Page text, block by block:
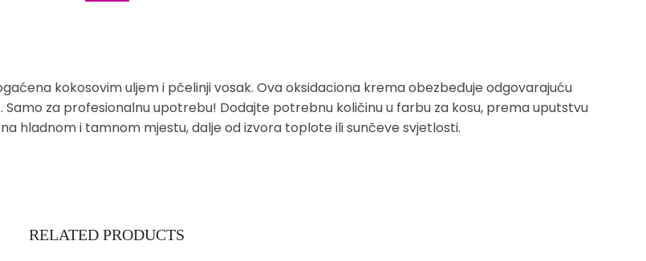
kokosovim uljem i pčelinji vosak. Ova oksidaciona krema obezbeđuje odgovarajuću
za profesionalnu upotrebu! Dodajte potrebnu količinu u farbu za kosu, prema uputstvu
hladnom i tamnom mjestu, dalje od izvora toplote ili sunčeve svjetlosti.
RELATED PRODUCTS